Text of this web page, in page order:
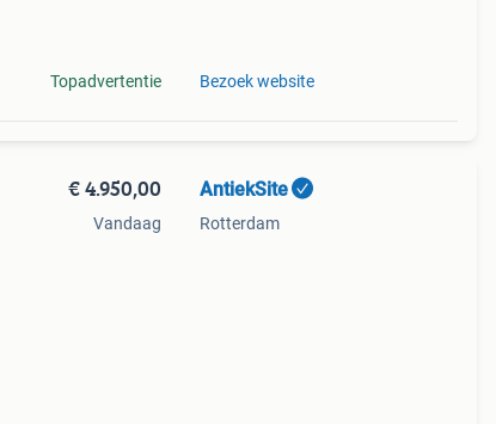
Topadvertentie Bezoek website
€ 4.950,00
Vandaag
AntiekSite
Rotterdam